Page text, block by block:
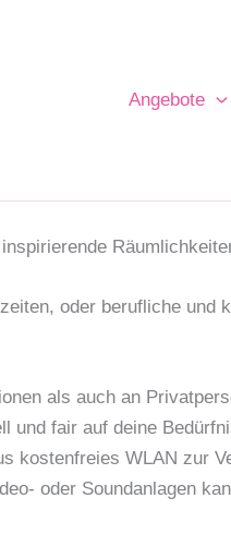
Angebote
oder berufliche
als auch an
und fair auf deine
kostenfreies WLAN zur
oder Soundanlagen